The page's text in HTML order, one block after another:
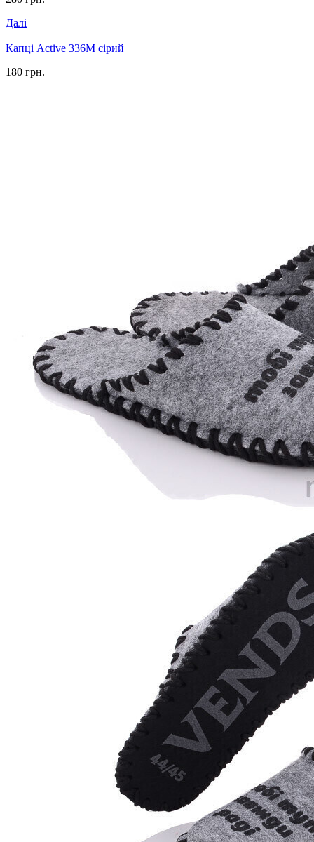
Далі
Капці Active 336M сірий
180 грн.